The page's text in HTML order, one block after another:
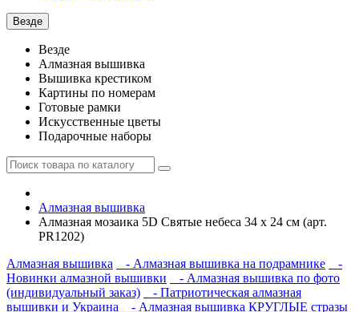
Везде
Везде
Алмазная вышивка
Вышивка крестиком
Картины по номерам
Готовые рамки
Искусственные цветы
Подарочные наборы
Алмазная вышивка
Алмазная мозаика 5D Святые небеса 34 х 24 см (арт.
PR1202)
Алмазная вышивка
- Алмазная вышивка на подрамнике
-
Новинки алмазной вышивки
- Алмазная вышивка по фото
(индивидуальный заказ)
- Патриотическая алмазная
вышивки и Украина
- Алмазная вышивка КРУГЛЫЕ стразы